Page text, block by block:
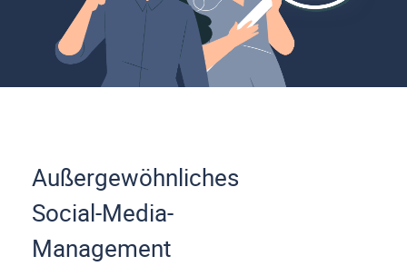
Außergewöhnliches
Social-Media-
Management